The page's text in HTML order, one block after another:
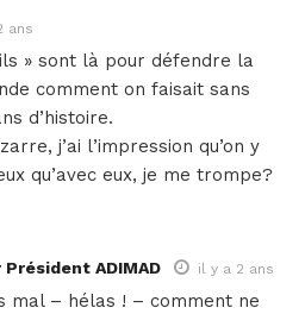
ans
» sont là pour défendre la
comment on faisait sans
d’histoire.
j’ai l’impression qu’on y
qu’avec eux, je me trompe?
ADIMAD il y a 2 ans
mal – hélas ! – comment ne